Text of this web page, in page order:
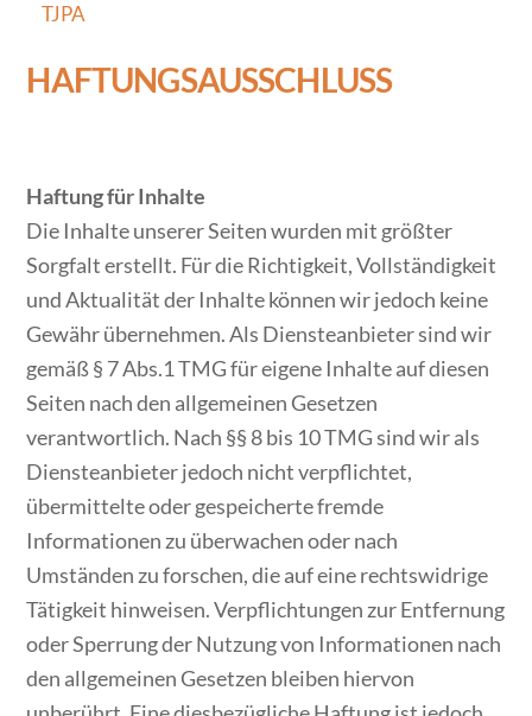
TJPA
HAFTUNGSAUSSCHLUSS
Haftung für Inhalte
Die Inhalte unserer Seiten wurden mit größter
Sorgfalt erstellt. Für die Richtigkeit, Vollständigkeit
und Aktualität der Inhalte können wir jedoch keine
Gewähr übernehmen. Als Diensteanbieter sind wir
gemäß § 7 Abs.1 TMG für eigene Inhalte auf diesen
Seiten nach den allgemeinen Gesetzen
verantwortlich. Nach §§ 8 bis 10 TMG sind wir als
Diensteanbieter jedoch nicht verpflichtet,
übermittelte oder gespeicherte fremde
Informationen zu überwachen oder nach
Umständen zu forschen, die auf eine rechtswidrige
Tätigkeit hinweisen. Verpflichtungen zur Entfernung
oder Sperrung der Nutzung von Informationen nach
den allgemeinen Gesetzen bleiben hiervon